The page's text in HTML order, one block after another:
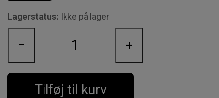
C-vitamin
normal dannelse af
og beskytter cellerne mod
riboflavin (B2)
vedligeholde
normal hud
Lagerstatus: Ikke på lager
− +
Tilføj til kurv